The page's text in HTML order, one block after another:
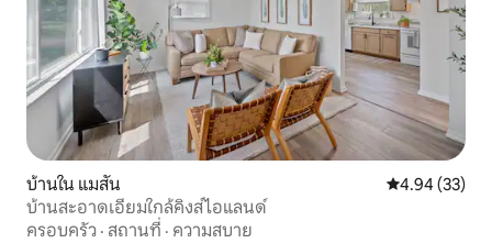
บ้านใน แมสัน คะแนนเฉลี่ย
4.94 (33)
บ้านสะอาดเอี่ยมใกล้คิงส์ไอแลนด์
ครอบครัว · สถานที่ · ความสบาย